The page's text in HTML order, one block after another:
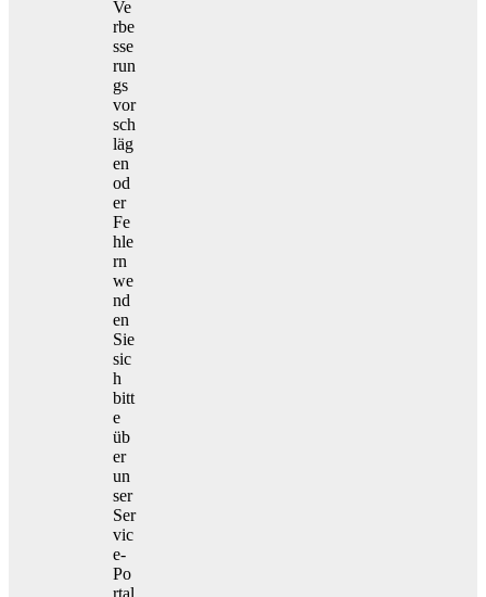
Ve
rbe
sse
run
gs
vor
sch
läg
en
od
er
Fe
hle
rn
we
nd
en
Sie
sic
h
bitt
e
üb
er
un
ser
Ser
vic
e-
Po
rtal